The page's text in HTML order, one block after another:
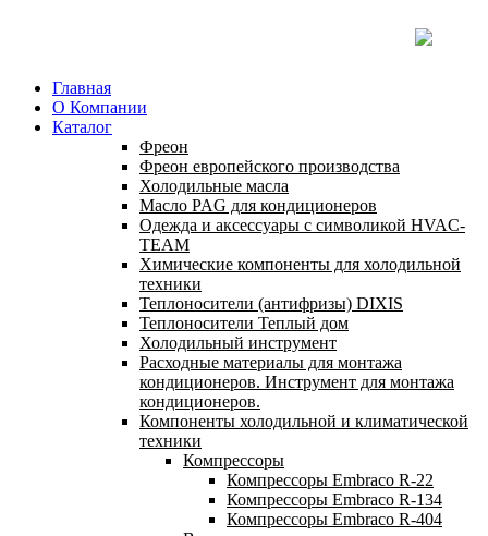
Главная
О Компании
Каталог
Фреон
Фреон европейского производства
Холодильные масла
Масло PAG для кондиционеров
Одежда и аксессуары с символикой HVAC-
TEAM
Химические компоненты для холодильной
техники
Теплоносители (антифризы) DIXIS
Теплоносители Теплый дом
Холодильный инструмент
Расходные материалы для монтажа
кондиционеров. Инструмент для монтажа
кондиционеров.
Компоненты холодильной и климатической
техники
Компрессоры
Компрессоры Embraco R-22
Компрессоры Embraco R-134
Компрессоры Embraco R-404